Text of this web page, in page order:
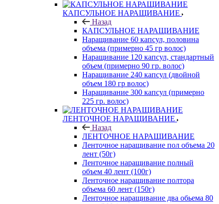
КАПСУЛЬНОЕ НАРАЩИВАНИЕ
Назад
КАПСУЛЬНОЕ НАРАЩИВАНИЕ
Наращивание 60 капсул, половина
объема (примерно 45 гр волос)
Наращивание 120 капсул, стандартный
объем (примерно 90 гр. волос)
Наращивание 240 капсул (двойной
объем 180 гр волос)
Наращивание 300 капсул (примерно
225 гр. волос)
ЛЕНТОЧНОЕ НАРАЩИВАНИЕ
Назад
ЛЕНТОЧНОЕ НАРАЩИВАНИЕ
Ленточное наращивание пол объема 20
лент (50г)
Ленточное наращивание полный
объем 40 лент (100г)
Ленточное наращивание полтора
объема 60 лент (150г)
Ленточное наращивание два обьема 80